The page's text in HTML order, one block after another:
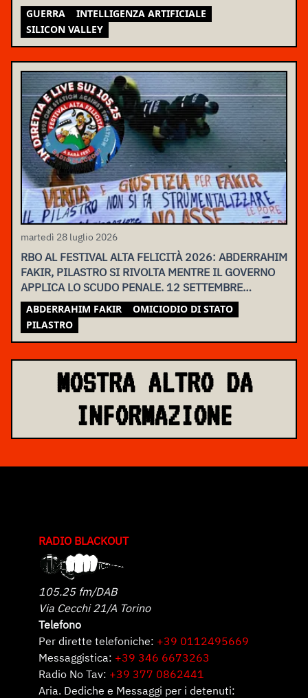
GUERRA
INTELLIGENZA ARTIFICIALE
SILICON VALLEY
martedì 28 luglio 2026
RBO AL FESTIVAL ALTA FELICITÀ 2026: ABDERRAHIM
FAKIR, PILASTRO SI RIVOLTA MENTRE IL GOVERNO
APPLICA LO SCUDO PENALE. 12 SETTEMBRE
ASSEMBLEA NAZIONALE
ABDERRAHIM FAKIR
OMICIODIO DI STATO
PILASTRO
MOSTRA ALTRO DA
INFORMAZIONE
RADIO BLACKOUT
105.25 fm/DAB
Via Cecchi 21/A Torino
Telefono
Per dirette telefoniche: +39 0112495669
Messaggistica: +39 346 6673263
Radio No Tav: +39 377 0862441
Aria. Dediche e Messaggi per i detenuti: